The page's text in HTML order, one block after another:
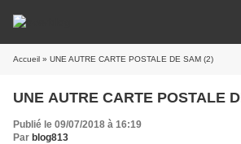
Accueil » UNE AUTRE CARTE POSTALE DE SAM (2)
UNE AUTRE CARTE POSTALE
Publié le 09/07/2018 à 16:19
Par blog813